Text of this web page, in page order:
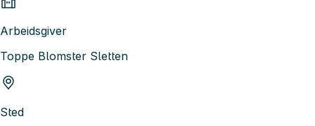
Arbeidsgiver
Toppe Blomster Sletten
Sted